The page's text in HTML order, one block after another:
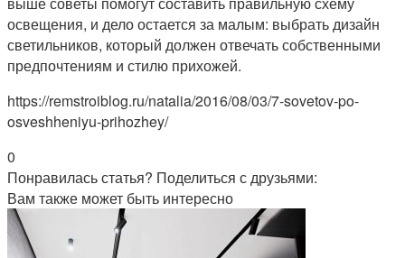
освещения, и дело остается за малым: выбрать дизайн
светильников, который должен отвечать собственными
предпочтениям и стилю прихожей.
https://remstroiblog.ru/natalia/2016/08/03/7-sovetov-po-
osveshheniyu-prihozhey/
0
Понравилась статья? Поделиться с друзьями:
Вам также может быть интересно